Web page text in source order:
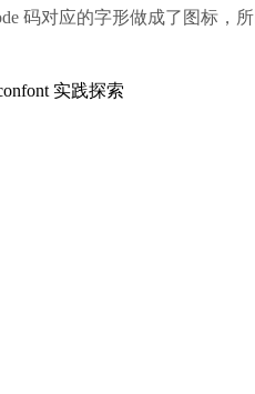
码对应的字形做成了图标，